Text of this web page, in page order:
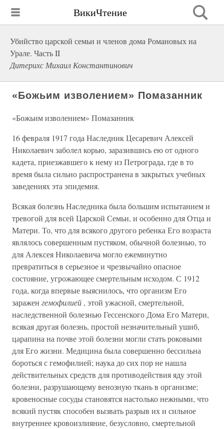
ВикиЧтение
Убийство царской семьи и членов дома Романовых на
Урале. Часть II
Дитерихс Михаил Константинович
«Божьим изволением» Помазанник
«Божьим изволением» Помазанник
16 февраля 1917 года Наследник Цесаревич Алексей
Николаевич заболел корью, заразившись ею от одного
кадета, приезжавшего к нему из Петрограда, где в то
время была сильно распространена в закрытых учебных
заведениях эта эпидемия.
Всякая болезнь Наследника была большим испытанием и
тревогой для всей Царской Семьи, и особенно для Отца и
Матери. То, что для всякого другого ребенка Его возраста
являлось совершенным пустяком, обычной болезнью, то
для Алексея Николаевича могло ежеминутно
превратиться в серьезное и чрезвычайно опасное
состояние, угрожающее смертельным исходом. С 1912
года, когда впервые выяснилось, что организм Его
заражен гемофилией , этой ужасной, смертельной,
наследственной болезнью Гессенского Дома Его Матери,
всякая другая болезнь, простой незначительный ушиб,
царапина на почве этой болезни могли стать роковыми
для Его жизни. Медицина была совершенно бессильна
бороться с гемофилией; наука до сих пор не нашла
действительных средств для противодействия яду этой
болезни, разрушающему венозную ткань в организме;
кровеносные сосуды становятся настолько нежными, что
всякий пустяк способен вызвать разрыв их и сильное
внутреннее кровоизлияние, безусловно, смертельной